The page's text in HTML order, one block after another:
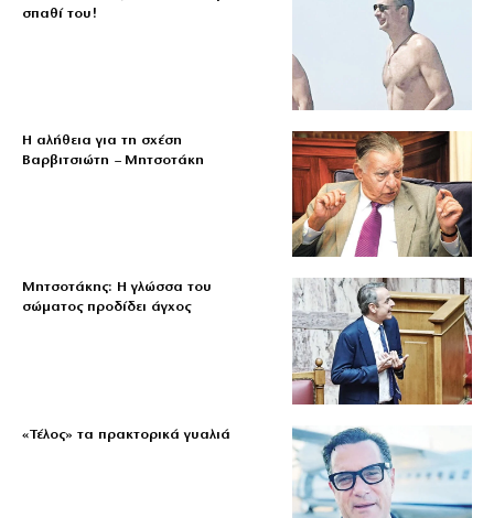
σπαθί του!
Η αλήθεια για τη σχέση
Βαρβιτσιώτη – Μητσοτάκη
Μητσοτάκης: Η γλώσσα του
σώματος προδίδει άγχος
«Τέλος» τα πρακτορικά γυαλιά